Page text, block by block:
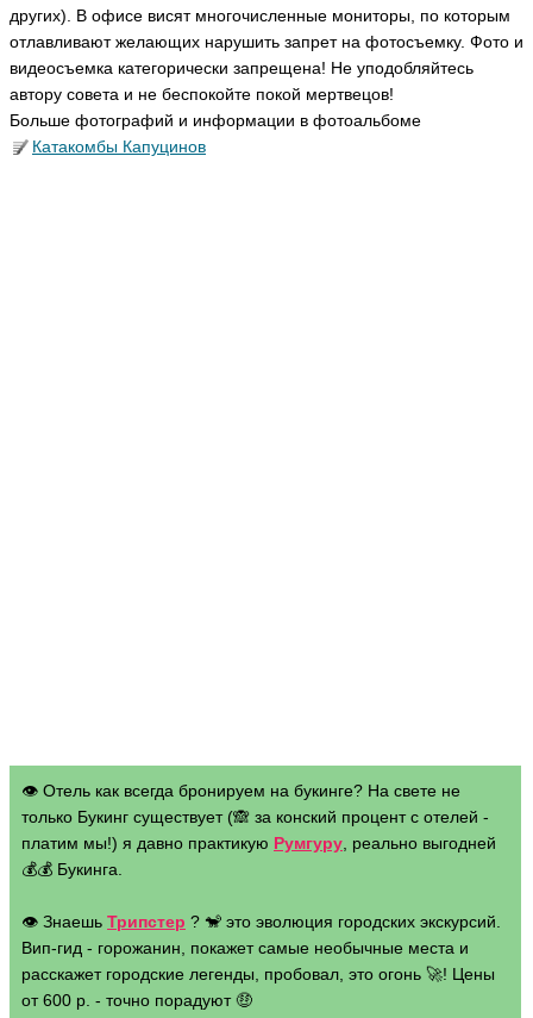
других). В офисе висят многочисленные мониторы, по которым
отлавливают желающих нарушить запрет на фотосъемку. Фото и
видеосъемка категорически запрещена! Не уподобляйтесь
автору совета и не беспокойте покой мертвецов!
Больше фотографий и информации в фотоальбоме
Катакомбы Капуцинов
👁 Отель как всегда бронируем на букинге? На свете не
только Букинг существует (🙈 за конский процент с отелей -
платим мы!) я давно практикую Румгуру , реально выгодней
💰💰 Букинга.
👁 Знаешь Трипстер ? 🐒 это эволюция городских экскурсий.
Вип-гид - горожанин, покажет самые необычные места и
расскажет городские легенды, пробовал, это огонь 🚀! Цены
от 600 р. - точно порадуют 🤑